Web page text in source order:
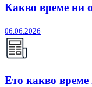
Какво време ни
06.06.2026
Ето какво